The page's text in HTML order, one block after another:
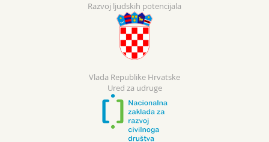
Razvoj ljudskih potencijala
Vlada Republike Hrvatske
Ured za udruge